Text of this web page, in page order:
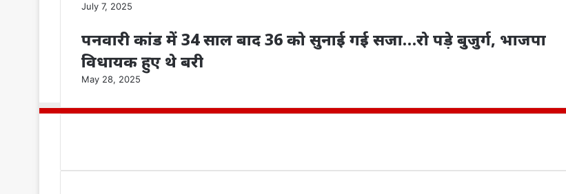
July 7, 2025
पनवारी कांड में 34 साल बाद 36 को सुनाई गई सजा…रो पड़े बुजुर्ग, भाजपा
विधायक हुए थे बरी
May 28, 2025